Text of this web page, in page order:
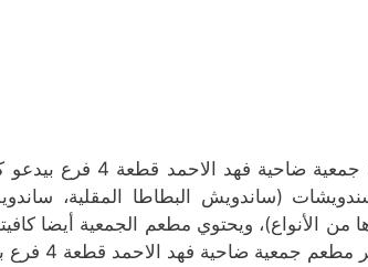
مطعم وكافيتريا
(ساندويش البطاطا المقلية،
من الأنواع)، ويحتوي مطعم الجمعية أيضا
ضاحية فهد الاحمد قطعة 4 فرع بخدمة التوصيل خلال ساعات العمل.